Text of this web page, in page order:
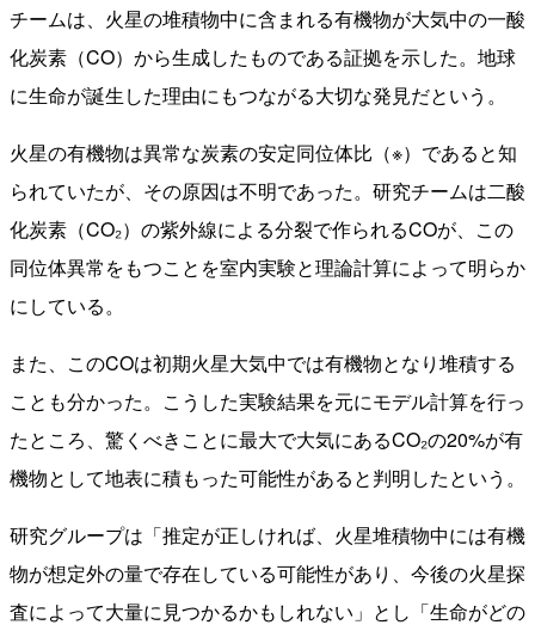
チームは、火星の堆積物中に含まれる有機物が大気中の一酸
化炭素（CO）から生成したものである証拠を示した。地球
に生命が誕生した理由にもつながる大切な発見だという。
火星の有機物は異常な炭素の安定同位体比（※）であると知
られていたが、その原因は不明であった。研究チームは二酸
化炭素（CO₂）の紫外線による分裂で作られるCOが、この
同位体異常をもつことを室内実験と理論計算によって明らか
にしている。
また、このCOは初期火星大気中では有機物となり堆積する
ことも分かった。こうした実験結果を元にモデル計算を行っ
たところ、驚くべきことに最大で大気にあるCO₂の20%が有
機物として地表に積もった可能性があると判明したという。
研究グループは「推定が正しければ、火星堆積物中には有機
物が想定外の量で存在している可能性があり、今後の火星探
査によって大量に見つかるかもしれない」とし「生命がどの